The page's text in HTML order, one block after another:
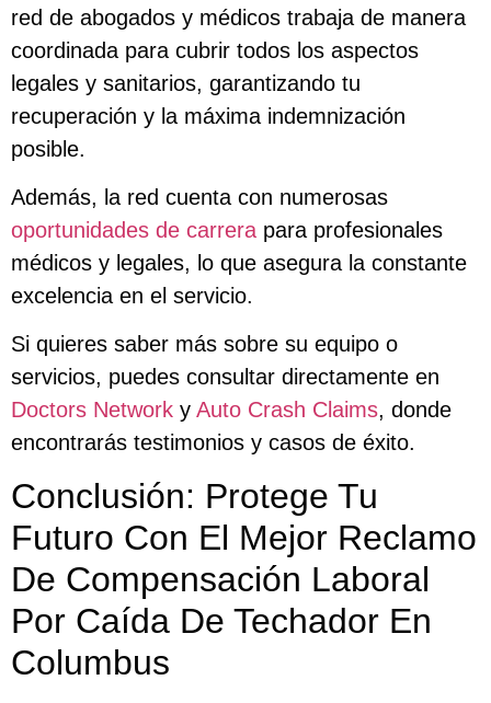
red de abogados y médicos trabaja de manera
coordinada para cubrir todos los aspectos
legales y sanitarios, garantizando tu
recuperación y la máxima indemnización
posible.
Además, la red cuenta con numerosas
oportunidades de carrera para profesionales
médicos y legales, lo que asegura la constante
excelencia en el servicio.
Si quieres saber más sobre su equipo o
servicios, puedes consultar directamente en
Doctors Network y Auto Crash Claims, donde
encontrarás testimonios y casos de éxito.
Conclusión: Protege Tu
Futuro Con El Mejor Reclamo
De Compensación Laboral
Por Caída De Techador En
Columbus